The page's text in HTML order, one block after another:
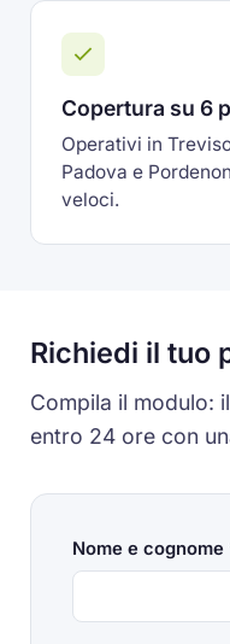
Copertura su 6
Operativi in
Padova e
veloci.
Richiedi il tuo
Compila il modulo:
entro 24 ore con
Nome e cognome